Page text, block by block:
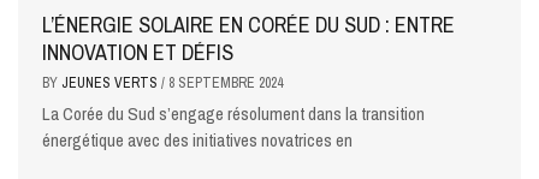
L’ÉNERGIE SOLAIRE EN CORÉE DU SUD : ENTRE
INNOVATION ET DÉFIS
BY JEUNES VERTS / 8 SEPTEMBRE 2024
La Corée du Sud s’engage résolument dans la transition
énergétique avec des initiatives novatrices en